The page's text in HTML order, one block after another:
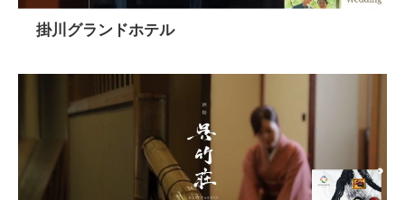
掛川グランドホテル